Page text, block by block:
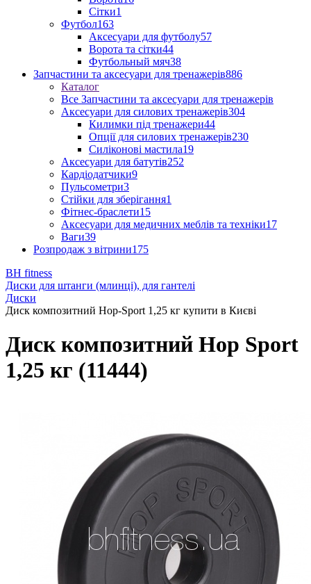
Сітки1
Футбол163
Аксесуари для футболу57
Ворота та сітки44
Футбольный мяч38
Запчастини та аксесуари для тренажерів886
Каталог
Все Запчастини та аксесуари для тренажерів
Аксесуари для силових тренажерів304
Килимки під тренажери44
Опції для силових тренажерів230
Силіконові мастила19
Аксесуари для батутів252
Кардіодатчики9
Пульсометри3
Стійки для зберігання1
Фітнес-браслети15
Аксесуари для медичних меблів та техніки17
Ваги39
Розпродаж з вітрини175
BH fitness
Диски для штанги (млинці), для гантелі
Диски
Диск композитний Hop-Sport 1,25 кг купити в Києві
Диск композитний Hop Sport
1,25 кг (11444)